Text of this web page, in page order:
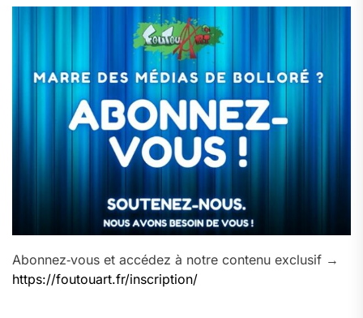
Abonnez‑vous et accédez à notre contenu exclusif →
https://foutouart.fr/inscription/